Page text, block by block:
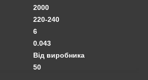
2000
220-240
6
0.043
Від виробника
50